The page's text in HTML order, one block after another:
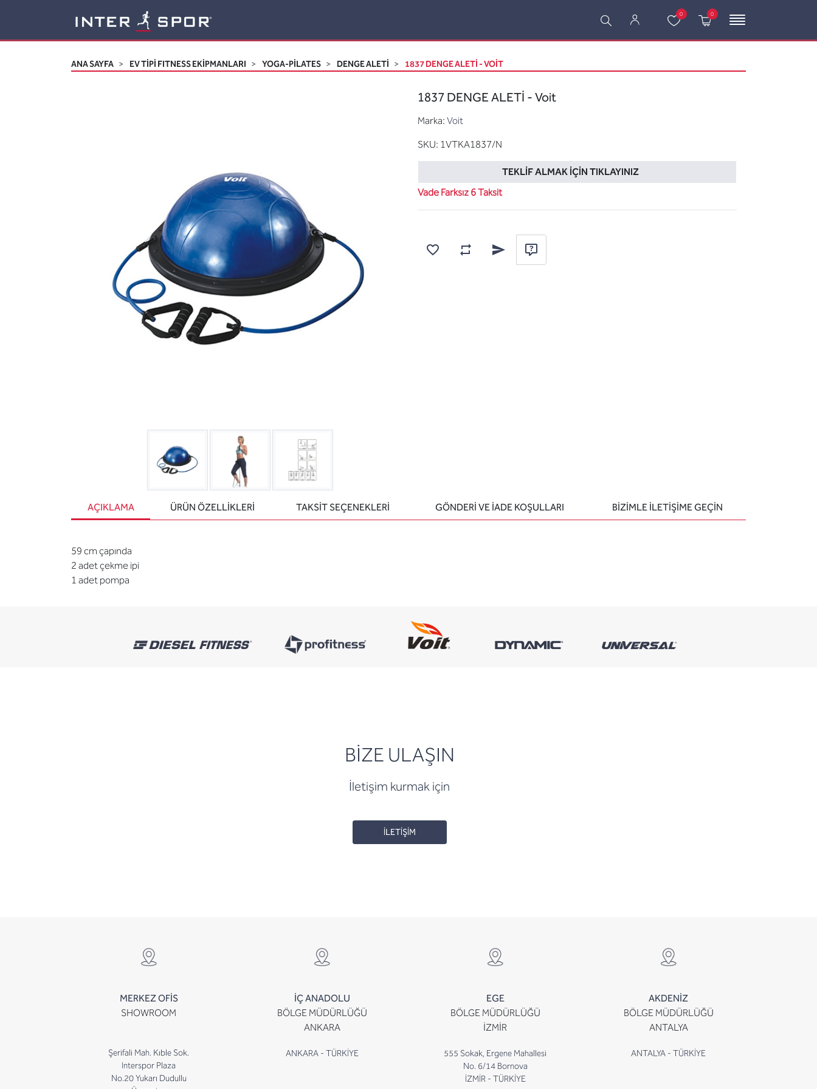
0 0
ANA SAYFA EV TİPİ FITNESS EKİPMANLARI YOGA-PİLATES DENGE ALETI 1837 DENGE ALETİ - VOIT
1837 DENGE ALETİ - Voit
Marka: Voit
SKU: 1VTKA1837/N
TEKLIF ALMAK İÇIN TIKLAYINIZ
Vade Farksız 6 Taksit
Favorilere ekle
Karşılaştırma listesine ekle
Arkadaşına e-posta ile gönder
Soru sor
AÇIKLAMA ÜRÜN ÖZELLIKLERI TAKSİT SEÇENEKLERİ GÖNDERİ VE İADE KOŞULLARI BIZIMLE ILETIŞIME GEÇIN
59 cm çapında
2 adet çekme ipi
1 adet pompa
BİZE ULAŞIN
İletişim kurmak için
İLETİŞİM
MERKEZ OFİS
SHOWROOM
Şerifali Mah. Kıble Sok.
Interspor Plaza
No.20 Yukarı Dudullu
İÇ ANADOLU
BÖLGE MÜDÜRLÜĞÜ
ANKARA
ANKARA - TÜRKİYE
EGE
BÖLGE MÜDÜRLÜĞÜ
İZMİR
555 Sokak, Ergene Mahallesi
No. 6/14 Bornova
İZMİR - TÜRKİYE
AKDENİZ
BÖLGE MÜDÜRLÜĞÜ
ANTALYA
ANTALYA - TÜRKİYE